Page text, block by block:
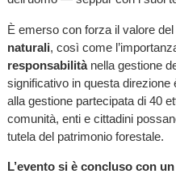
È emerso con forza il valore del
naturali, così come
responsabilitànella gestione
significativo in questa direzione
alla gestione partecipata di 40
comunità, enti e cittadini
tutela del patrimonio forestale.
L’evento si è concluso con